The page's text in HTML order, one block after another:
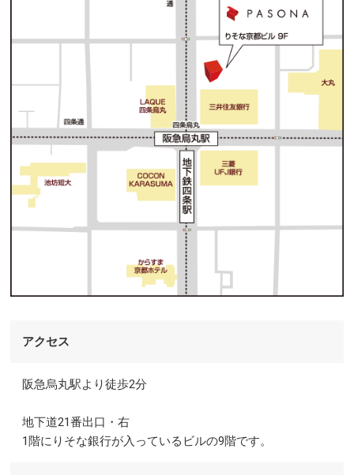
アクセス
阪急烏丸駅より徒歩2分
地下道21番出口・右
1階にりそな銀行が入っているビルの9階です。